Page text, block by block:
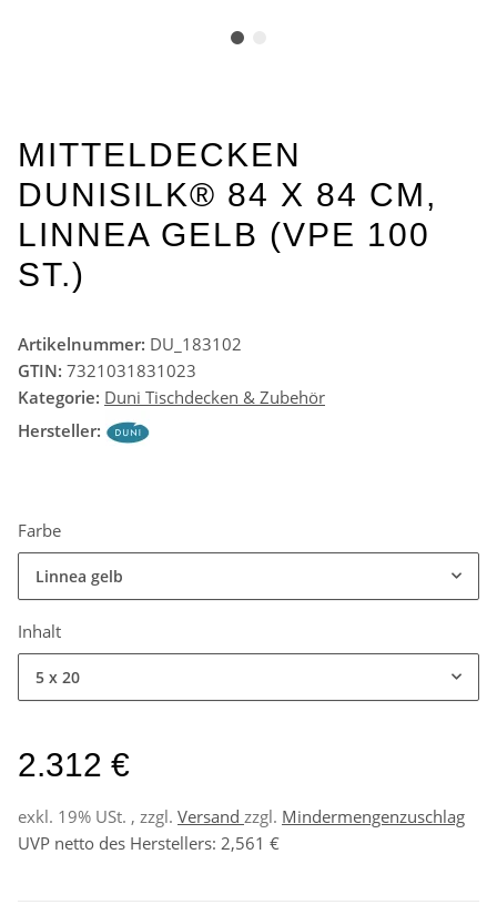
MITTELDECKEN
DUNISILK® 84 X 84 CM,
LINNEA GELB (VPE 100
ST.)
Artikelnummer: DU_183102
GTIN: 7321031831023
Kategorie: Duni Tischdecken & Zubehör
Hersteller:
Farbe
Linnea gelb
Inhalt
5 x 20
2.312 €
exkl. 19% USt. , zzgl. Versand zzgl. Mindermengenzuschlag
UVP netto des Herstellers: 2,561 €